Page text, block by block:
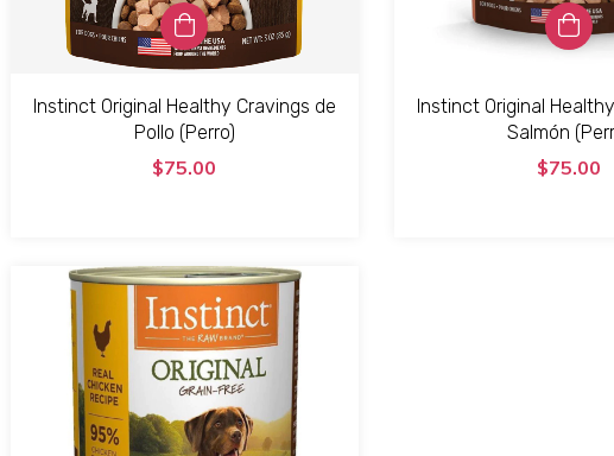
Instinct Original Healthy Cravings de
Pollo (Perro)
$75.00
Instinct Original
Salmón
$75.00